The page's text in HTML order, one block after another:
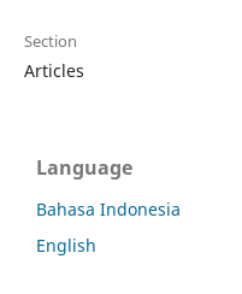
Section
Articles
Language
Bahasa Indonesia
English